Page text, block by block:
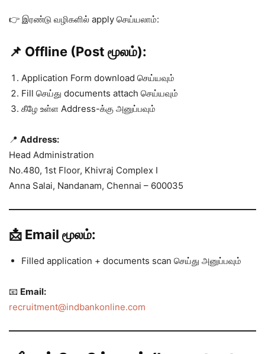
👉 இரண்டு வழிகளில் apply செய்யலாம்:
📌 Offline (Post மூலம்):
Application Form download செய்யவும்
Fill செய்து documents attach செய்யவும்
கீழே உள்ள Address-க்கு அனுப்பவும்
📍 Address:
Head Administration
No.480, 1st Floor, Khivraj Complex I
Anna Salai, Nandanam, Chennai – 600035
📩 Email மூலம்:
Filled application + documents scan செய்து அனுப்பவும்
📧 Email:
recruitment@indbankonline.com